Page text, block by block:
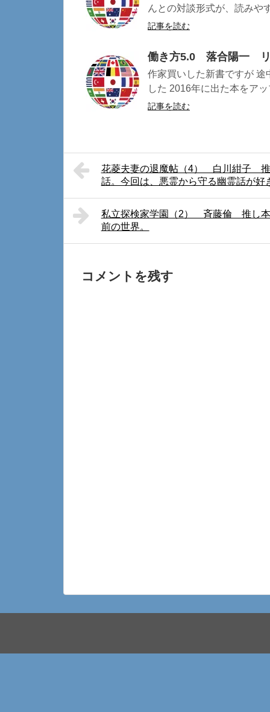
んとの対談形式が、読みや
記事を読む
働き方5.0 落合陽一 リ
作家買いした新書ですが
した 2016年に出た本をア
記事を読む
花菱夫妻の退魔帖（4） 白川紺子 推
話。今回は、悪霊から守る幽霊話が好
私立探検家学園（2） 斉藤倫 推し本
前の世界。
コメントを残す